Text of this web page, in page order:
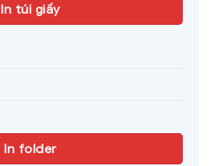
In túi giấy
In folder